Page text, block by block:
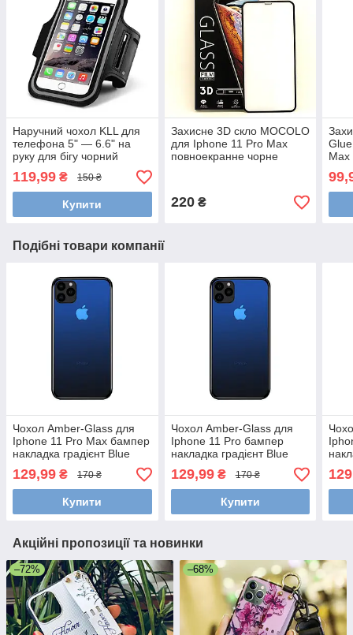
Наручний чохол KLL для
телефона 5" — 6.6" на
руку для бігу чорний
119,99 ₴ 150 ₴
Купити
Захисне 3D скло MOCOLO
для Iphone 11 Pro Max
повноекранне чорне
220₴
Max
Подібні товари компанії
Чохол Amber-Glass для
Iphone 11 Pro Max бампер
накладка градієнт Blue
129,99 ₴ 170 ₴
Купити
Чохол Amber-Glass для
Iphone 11 Pro бампер
накладка градієнт Blue
129,99₴ 170 ₴
Купити
Акційні пропозиції та новинки
–72% –68%